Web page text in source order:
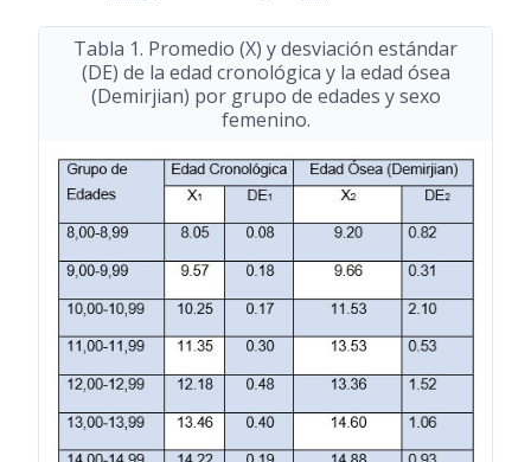
Tabla 1. Promedio (X) y desviación estándar
(DE) de la edad cronológica y la edad ósea
(Demirjian) por grupo de edades y sexo
femenino.